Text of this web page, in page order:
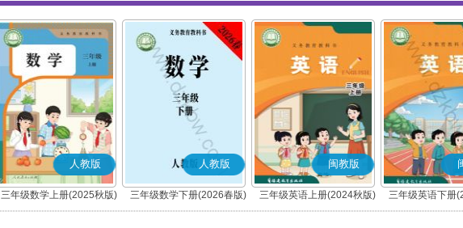
人教版
三年级数学上册(2025秋版)
人教版
三年级数学下册(2026春版)
闽教版
三年级英语上册(2024秋版) 三年级英语下册